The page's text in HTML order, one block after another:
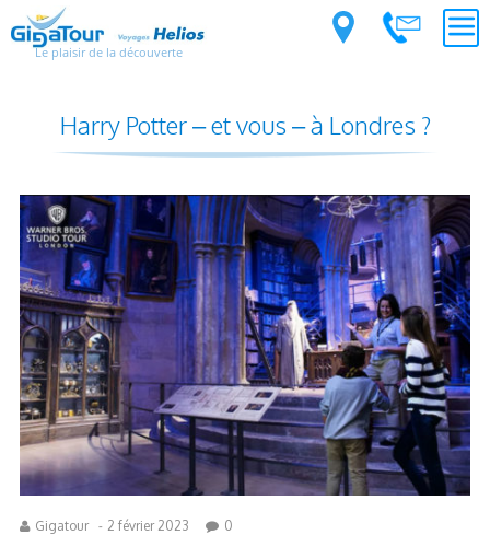
Le plaisir de la découverte
Harry Potter – et vous – à Londres ?
Gigatour - 2 février 2023 0